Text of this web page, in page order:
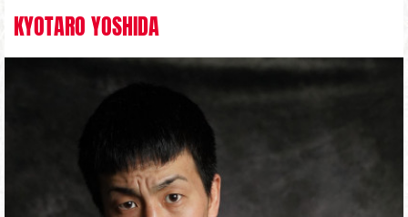
KYOTARO YOSHIDA